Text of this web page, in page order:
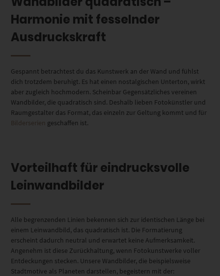
Harmonie mit fesselnder
Ausdruckskraft
Gespannt betrachtest du das Kunstwerk an der Wand und fühlst
dich trotzdem beruhigt. Es hat einen nostalgischen Unterton, wirkt
aber zugleich hochmodern. Scheinbar Gegensätzliches vereinen
Wandbilder, die quadratisch sind. Deshalb lieben Fotokünstler und
Raumgestalter das Format, das einzeln zur Geltung kommt und für
Bilderserien geschaffen ist.
Vorteilhaft für eindrucksvolle
Leinwandbilder
Alle begrenzenden Linien bekennen sich zur identischen Länge bei
einem Leinwandbild, das quadratisch ist. Die Formatierung
erscheint dadurch neutral und erwartet keine Aufmerksamkeit.
Angenehm ist diese Zurückhaltung, wenn Fotokunstwerke voller
Entdeckungen stecken. Unsere Wandbilder, die beispielsweise
Stadtmotive als Planeten darstellen, begeistern mit der: